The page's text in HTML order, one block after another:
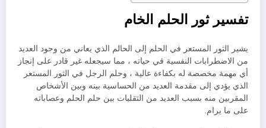
تفسير ثور الحلم الخام
يشير الثور المستعر في الحلم إلى الحالم الذي يعاني من وجود العديد
من الاضطرابات النفسية في حياته ، مما سيجعله غير قادر على إنجاز
أي مهمة مخصصة له بكفاءة عالية ، وحلم الرجل في الثور المستعر
الذي يؤدي إلى مقدمة العديد من الحساسية بينه وبين الأشخاص
المقربين منه بسبب العديد من التقلبات بين حلم الحلم وعصاباته
على ما يرام.